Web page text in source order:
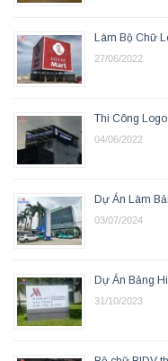
Làm Bộ Chữ
27/06/2022
Thi Công
04/06/2022
Dự Án Làm
03/07/2024
Dự Án Bảng
31/10/2023